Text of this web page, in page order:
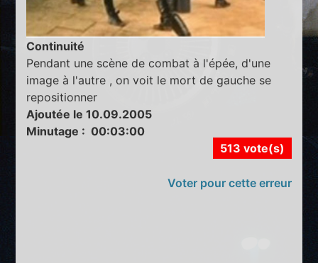
Continuité
Pendant une scène de combat à l'épée, d'une
image à l'autre , on voit le mort de gauche se
repositionner
Ajoutée le 10.09.2005
Minutage : 00:03:00
513 vote(s)
Voter pour cette erreur